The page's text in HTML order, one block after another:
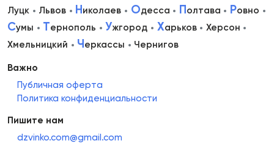
Луцк
Львов Николаев Одесса Полтава Ровно
Сумы Тернополь Ужгород Харьков
Херсон
Хмельницкий
Черкассы Чернигов
Важно
Публичная оферта
Политика конфиденциальности
Пишите нам
dzvinko.com@gmail.com